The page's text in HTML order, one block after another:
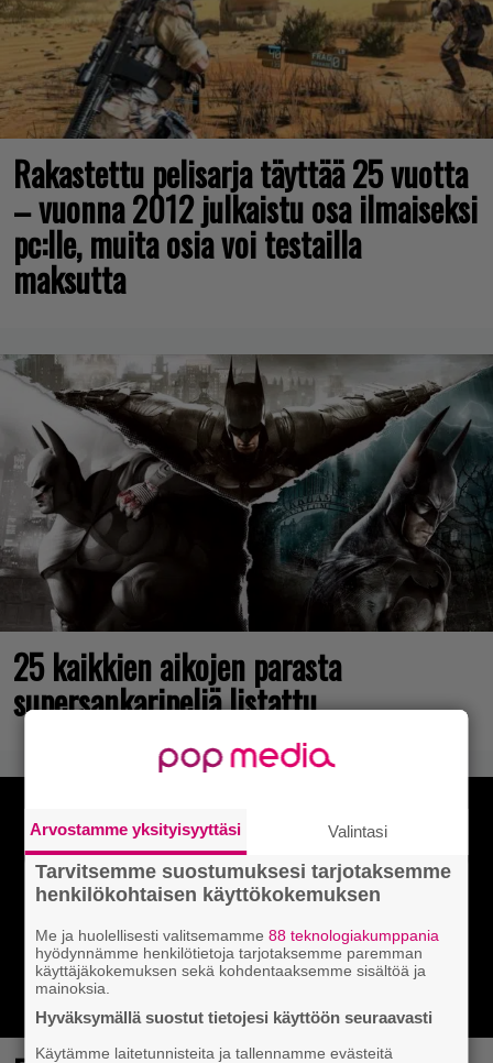
Rakastettu pelisarja täyttää 25 vuotta
– vuonna 2012 julkaistu osa ilmaiseksi
pc:lle, muita osia voi testailla
maksutta
25 kaikkien aikojen parasta
supersankaripeliä listattu
Arvostamme yksityisyyttäsi Valintasi
Tarvitsemme suostumuksesi tarjotaksemme
henkilökohtaisen käyttökokemuksen
Me ja huolellisesti valitsemamme88 teknologiakumppania
hyödynnämme henkilötietoja tarjotaksemme paremman
käyttäjäkokemuksen sekä kohdentaaksemme sisältöä ja
mainoksia.
Hyväksymällä suostut tietojesi käyttöön seuraavasti
Käytämme laitetunnisteita ja tallennamme evästeitä